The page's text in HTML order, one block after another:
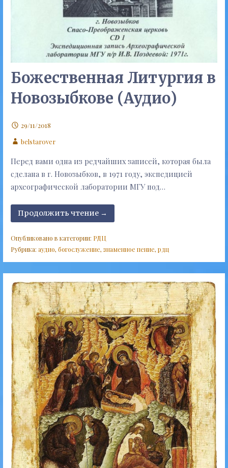
Божественная Литургия в
Новозыбкове (Аудио)
29/11/2018
belstarover
Перед вами одна из редчайших записей, которая была
сделана в г. Новозыбков, в 1971 году, экспедицией
археографической лаборатории МГУ под…
Продолжить чтение →
Опубликовано в категории: РДЦ
Рубрика: аудио, богослужение, знаменное пение, рдц